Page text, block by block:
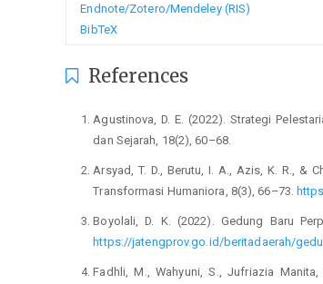
Endnote/Zotero/Mendeley (RIS)
BibTeX
References
Agustinova, D. E. (2022). Strategi
dan Sejarah, 18(2), 60–68.
Arsyad, T. D., Berutu, I. A., Azis, K. R., &
Transformasi Humaniora, 8(3), 66–73.
Boyolali, D. K. (2022). Gedung Baru
https://jatengprov.go.id/beritadaerah/
Fadhli, M., Wahyuni, S., Jufriazia